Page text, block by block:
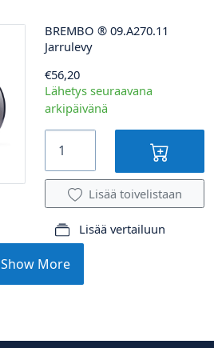
BREMBO ® 09.A270.11
Jarrulevy
€56,20
Lähetys seuraavana
arkipäivänä
Lisää toivelistaan
Lisää vertailuun
Show More